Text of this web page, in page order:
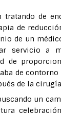
tratando de
de
de un
servicio a
de
de
de la
un